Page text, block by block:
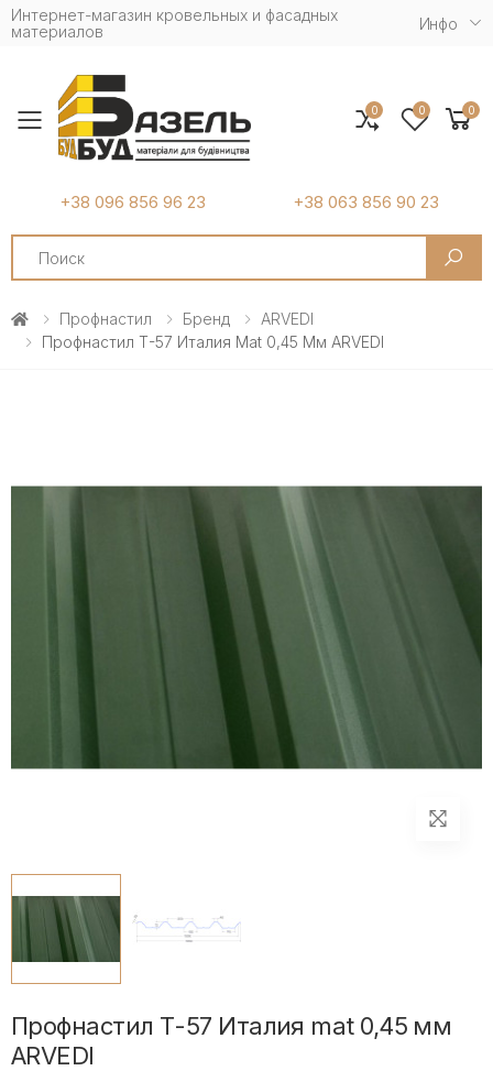
Интернет-магазин кровельных и фасадных
материалов
Инфо
Toggle mobile menu
+38 096 856 96 23 +38 063 856 90 23
Search
0 0 0
Профнастил Бренд
ARVEDI
Профнастил Т-57 Италия Mat 0,45 Мм ARVEDI
Профнастил Т-57 Италия mat 0,45 мм
ARVEDI